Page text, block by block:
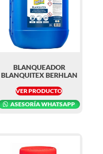
BLANQUEADOR
BLANQUITEX BERHLAN
VER PRODUCTO
ASESORÍA WHATSAPP